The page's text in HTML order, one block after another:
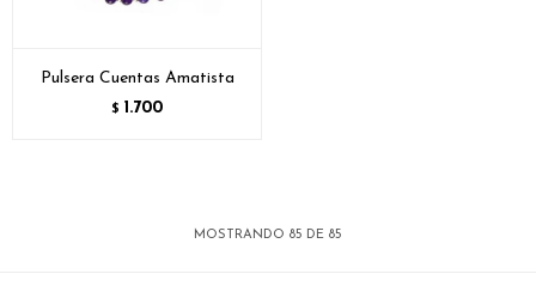
Pulsera Cuentas Amatista
$ 1.700
MOSTRANDO 85 DE 85